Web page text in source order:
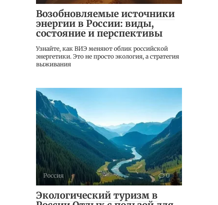
Возобновляемые источники
энергии в России: виды,
состояние и перспективы
Узнайте, как ВИЭ меняют облик российской
энергетики. Это не просто экология, а стратегия
выживания
Россия 0
Экологический туризм в